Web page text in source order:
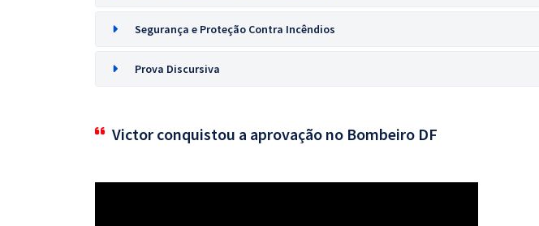
Segurança e Proteção Contra Incêndios
Prova Discursiva
Victor conquistou a aprovação no Bombeiro DF